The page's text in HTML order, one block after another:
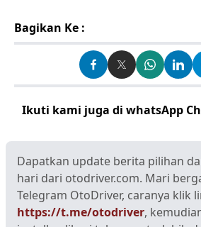
Bagikan Ke :
Ikuti kami juga di whatsApp
Dapatkan update berita pilihan
hari dari otodriver.com. Mari
Telegram OtoDriver, caranya klik
https://t.me/otodriver,